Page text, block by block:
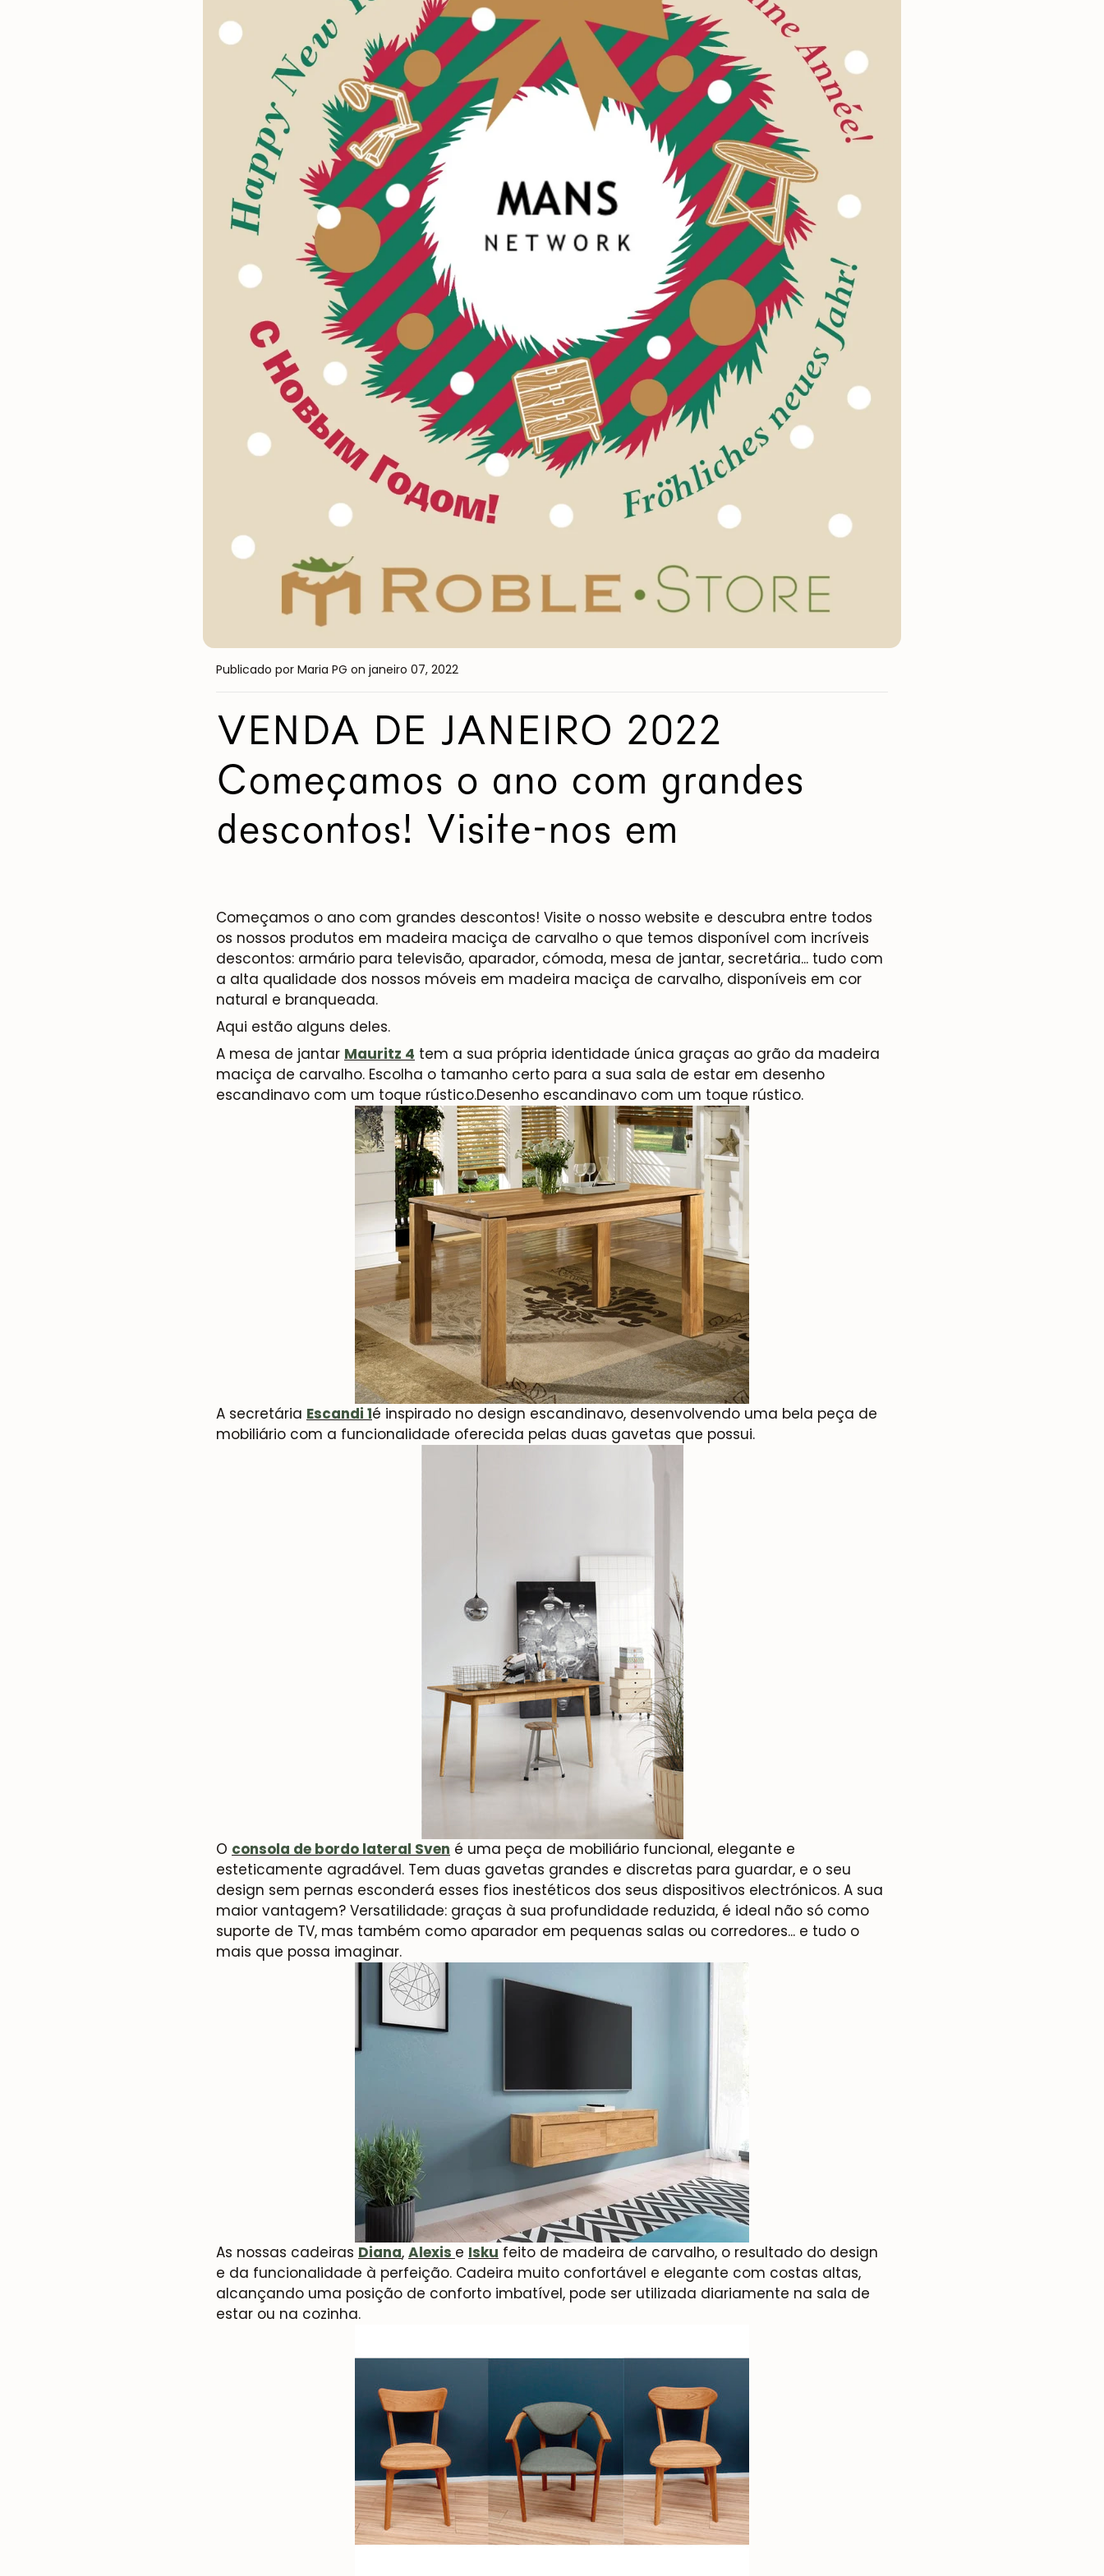
Oxford NordicStory
Mauritz NordicStory
Milan NordicStory
Moritz NordicStory
Regal NordicStory
Runa NordicStory
Mozaik LoftStory
Montenegro LoftStory
Publicado por Maria PG on janeiro 07, 2022
VENDA DE JANEIRO 2022
Começamos o ano com grandes
descontos! Visite-nos em
Começamos o ano com grandes descontos! Visite o nosso website e descubra entre todos
os nossos produtos em madeira maciça de carvalho o que temos disponível com incríveis
descontos: armário para televisão, aparador, cómoda, mesa de jantar, secretária... tudo com
a alta qualidade dos nossos móveis em madeira maciça de carvalho, disponíveis em cor
natural e branqueada.
Aqui estão alguns deles.
A mesa de jantar Mauritz 4 tem a sua própria identidade única graças ao grão da madeira
maciça de carvalho. Escolha o tamanho certo para a sua sala de estar em desenho
escandinavo com um toque rústico.Desenho escandinavo com um toque rústico.
A secretária Escandi 1é inspirado no design escandinavo, desenvolvendo uma bela peça de
mobiliário com a funcionalidade oferecida pelas duas gavetas que possui.
O consola de bordo lateral Sven é uma peça de mobiliário funcional, elegante e
esteticamente agradável. Tem duas gavetas grandes e discretas para guardar, e o seu
design sem pernas esconderá esses fios inestéticos dos seus dispositivos electrónicos. A sua
maior vantagem? Versatilidade: graças à sua profundidade reduzida, é ideal não só como
suporte de TV, mas também como aparador em pequenas salas ou corredores... e tudo o
mais que possa imaginar.
As nossas cadeiras Diana, Alexis e Isku feito de madeira de carvalho, o resultado do design
e da funcionalidade à perfeição. Cadeira muito confortável e elegante com costas altas,
alcançando uma posição de conforto imbatível, pode ser utilizada diariamente na sala de
estar ou na cozinha.